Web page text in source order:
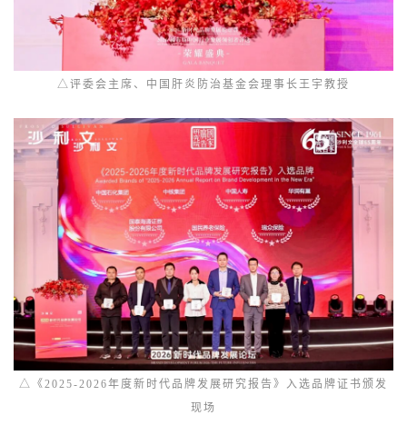
△评委会主席、中国肝炎防治基金会理事长王宇教授
△《2025-2026年度新时代品牌发展研究报告》入选品牌证书颁发
现场